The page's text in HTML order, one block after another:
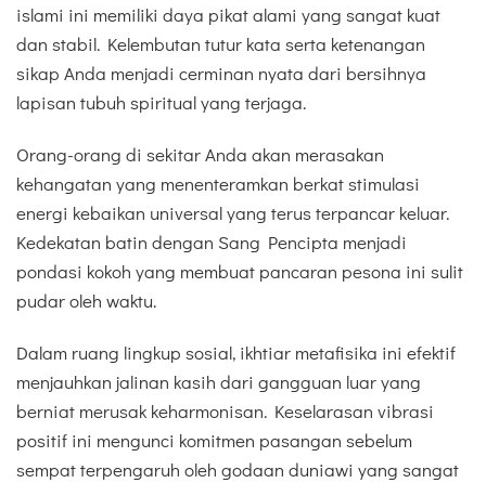
islami ini memiliki daya pikat alami yang sangat kuat
dan stabil. Kelembutan tutur kata serta ketenangan
sikap Anda menjadi cerminan nyata dari bersihnya
lapisan tubuh spiritual yang terjaga.
Orang-orang di sekitar Anda akan merasakan
kehangatan yang menenteramkan berkat stimulasi
energi kebaikan universal yang terus terpancar keluar.
Kedekatan batin dengan Sang Pencipta menjadi
pondasi kokoh yang membuat pancaran pesona ini sulit
pudar oleh waktu.
Dalam ruang lingkup sosial, ikhtiar metafisika ini efektif
menjauhkan jalinan kasih dari gangguan luar yang
berniat merusak keharmonisan. Keselarasan vibrasi
positif ini mengunci komitmen pasangan sebelum
sempat terpengaruh oleh godaan duniawi yang sangat